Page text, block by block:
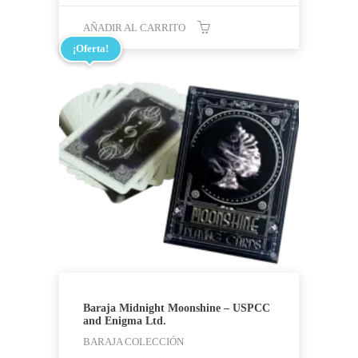
AÑADIR AL CARRITO
¡Oferta!
Baraja Midnight Moonshine – USPCC
and Enigma Ltd.
BARAJA COLECCIÓN